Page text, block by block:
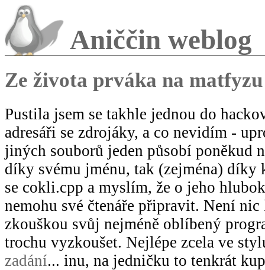
Aniččin weblog
Ze života prváka na matfyzu
Pustila jsem se takhle jednou do
adresáři se zdrojáky, a co nevidím -
jiných souborů jeden působí poněkud
díky svému jménu, tak (zejména) díky
se cokli.cpp a myslím, že o jeho
nemohu své čtenáře připravit. Není nic
zkouškou svůj nejméně oblíbený
trochu vyzkoušet. Nejlépe zcela ve
zadání... inu, na jedničku to tenkrát